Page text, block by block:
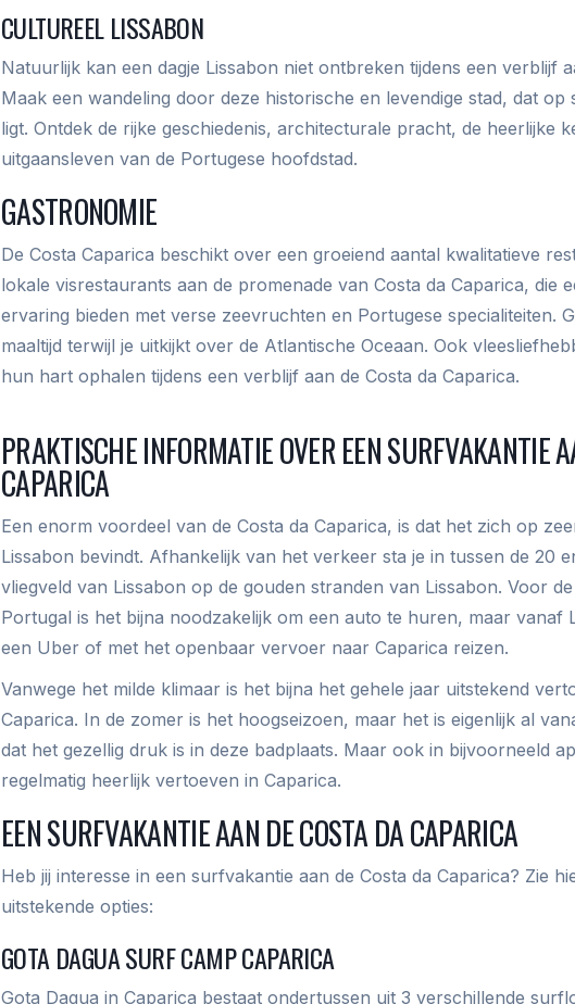
CULTUREEL LISSABON
Natuurlijk kan een dagje Lissabon niet ontbreken tijdens een verblijf
Maak een wandeling door deze historische en levendige stad, dat
ligt. Ontdek de rijke geschiedenis, architecturale pracht, de heerlijke
uitgaansleven van de Portugese hoofdstad.
GASTRONOMIE
De Costa Caparica beschikt over een groeiend aantal kwalitatieve
lokale visrestaurants aan de promenade van Costa da Caparica, die
ervaring bieden met verse zeevruchten en Portugese specialiteiten.
maaltijd terwijl je uitkijkt over de Atlantische Oceaan. Ook
hun hart ophalen tijdens een verblijf aan de Costa da Caparica.
PRAKTISCHE INFORMATIE OVER EEN SURFVAKANTIE
CAPARICA
Een enorm voordeel van de Costa da Caparica, is dat het zich op
Lissabon bevindt. Afhankelijk van het verkeer sta je in tussen de 20
vliegveld van Lissabon op de gouden stranden van Lissabon. Voor
Portugal is het bijna noodzakelijk om een auto te huren, maar vanaf
een Uber of met het openbaar vervoer naar Caparica reizen.
Vanwege het milde klimaar is het bijna het gehele jaar uitstekend
Caparica. In de zomer is het hoogseizoen, maar het is eigenlijk al
dat het gezellig druk is in deze badplaats. Maar ook in bijvoorneeld
regelmatig heerlijk vertoeven in Caparica.
EEN SURFVAKANTIE AAN DE COSTA DA CAPARICA
Heb jij interesse in een surfvakantie aan de Costa da Caparica? Zie
uitstekende opties:
GOTA DAGUA SURF CAMP CAPARICA
Gota Dagua in Caparica bestaat ondertussen uit 3 verschillende